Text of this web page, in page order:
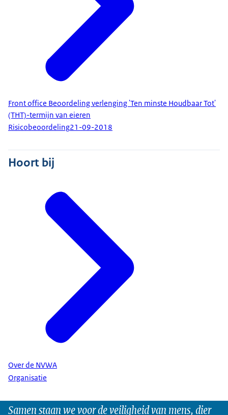
Front office Beoordeling verlenging 'Ten minste Houdbaar Tot'
(THT)-termijn van eieren
Risicobeoordeling21-09-2018
Hoort bij
Over de NVWA
Organisatie
Samen staan we voor de veiligheid van mens, dier